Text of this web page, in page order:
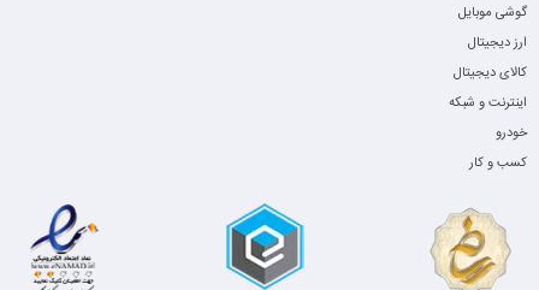
گوشی موبایل
ارز دیجیتال
کالای دیجیتال
اینترنت و شبکه
خودرو
کسب و کار